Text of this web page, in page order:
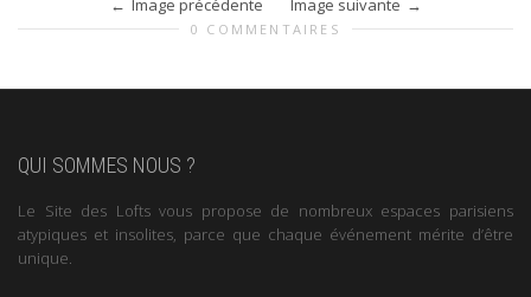
Image précédente Image suivante
0 COMMENTAIRES
QUI SOMMES NOUS ?
Le Site des Lofts vous propose de nombreux espaces parisiens
atypiques et insolites, parce que chaque événement mérite d’être
unique.